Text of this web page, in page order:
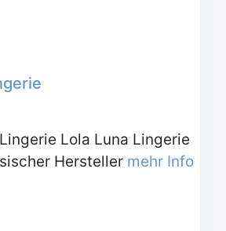
Lola Luna Lingerie
Hersteller mehr Info